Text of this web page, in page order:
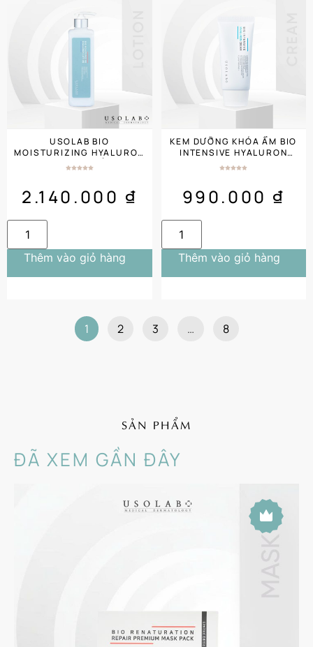
USOLAB BIO
MOISTURIZING HYALURON
LOTION 500ML CẤP NƯỚC
2.140.000 ₫
Thêm vào giỏ hàng
KEM DƯỠNG KHÓA ẨM BIO
INTENSIVE HYALURON
CREAM 50ML
990.000 ₫
Thêm vào giỏ hàng
1 2 3 … 8
SẢN PHẨM
ĐÃ XEM GẦN ĐÂY